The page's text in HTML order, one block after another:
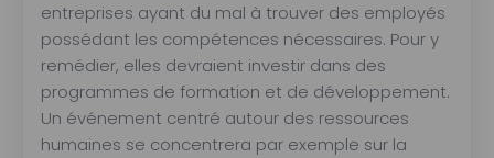
entreprises ayant du mal à trouver des employés
possédant les compétences nécessaires. Pour y
remédier, elles devraient investir dans des
programmes de formation et de développement.
Un événement centré autour des ressources
humaines se concentrera par exemple sur la